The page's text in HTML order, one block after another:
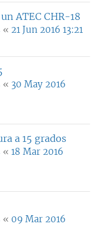
ATEC CHR-18
« 21 Jun 2016 13:21
« 30 May 2016
a 15 grados
« 18 Mar 2016
« 09 Mar 2016